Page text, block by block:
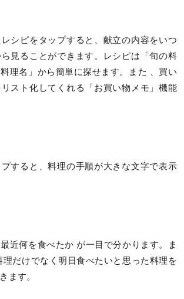
シピをタップすると、献立の内容をいつ
見ることができます。レシピは「旬の料
理名」から簡単に探せます。また 、買い
スト化してくれる「お買い物メモ」機能
プすると、料理の手順が大きな文字で表示
近何を食べたか が一目で分かります。ま
理だけでなく明日食べたいと思った料理を
ます。